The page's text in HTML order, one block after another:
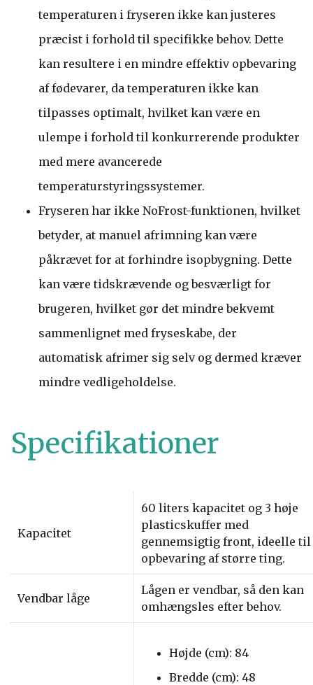
temperaturen i fryseren ikke kan justeres
præcist i forhold til specifikke behov. Dette
kan resultere i en mindre effektiv opbevaring
af fødevarer, da temperaturen ikke kan
tilpasses optimalt, hvilket kan være en
ulempe i forhold til konkurrerende produkter
med mere avancerede
temperaturstyringssystemer.
Fryseren har ikke NoFrost-funktionen, hvilket
betyder, at manuel afrimning kan være
påkrævet for at forhindre isopbygning. Dette
kan være tidskrævende og besværligt for
brugeren, hvilket gør det mindre bekvemt
sammenlignet med fryseskabe, der
automatisk afrimer sig selv og dermed kræver
mindre vedligeholdelse.
Specifikationer
Kapacitet
60 liters kapacitet og 3 høje
plasticskuffer med
gennemsigtig front, ideelle til
opbevaring af større ting.
Vendbar låge
Lågen er vendbar, så den kan
omhængsles efter behov.
Højde (cm): 84
Bredde (cm): 48